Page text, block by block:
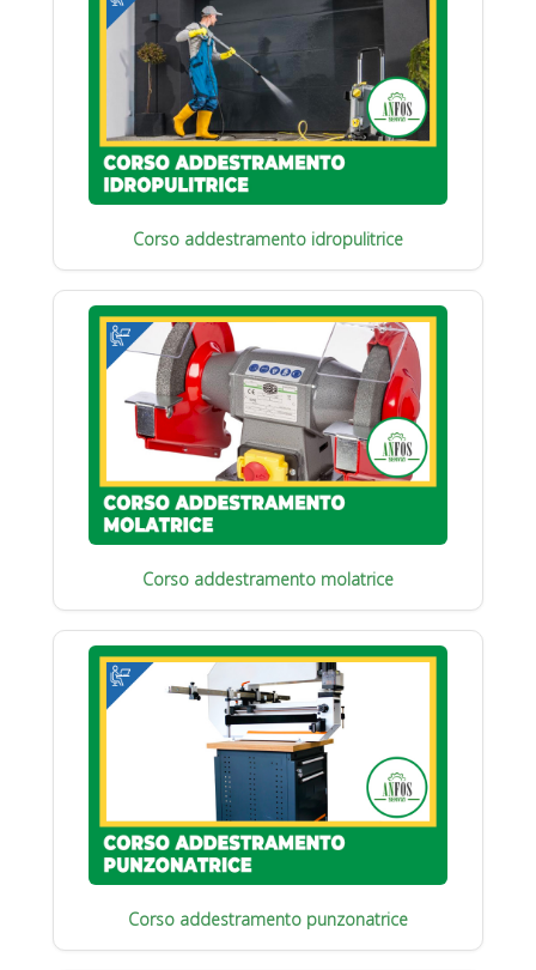
Corso addestramento idropulitrice
Corso addestramento molatrice
Corso addestramento punzonatrice